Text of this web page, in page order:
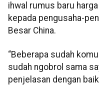
ihwal rumus baru
kepada pengusaha-
Besar China.
“Beberapa sudah
sudah ngobrol sama
penjelasan dengan